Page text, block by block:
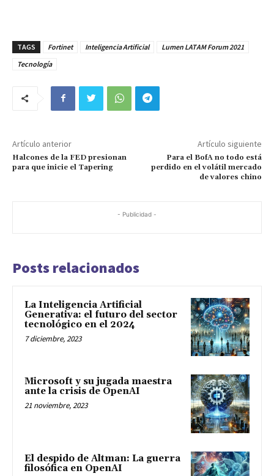
TAGS Fortinet Inteligencia Artificial
Lumen LATAM Forum 2021
Tecnología
Artículo anterior
Halcones de la FED presionan
para que inicie el Tapering
Artículo siguiente
Para el BofA no todo está
perdido en el volátil mercado
de valores chino
- Publicidad -
Posts relacionados
La Inteligencia Artificial
Generativa: el futuro del sector
tecnológico en el 2024
7 diciembre, 2023
Microsoft y su jugada maestra
ante la crisis de OpenAI
21 noviembre, 2023
El despido de Altman: La guerra
filosófica en OpenAI